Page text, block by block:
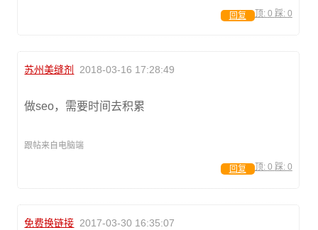
顶: 0 踩: 0
回复
苏州美缝剂 2018-03-16 17:28:49
做seo，需要时间去积累
跟帖来自电脑端
顶: 0 踩: 0
回复
免费换链接 2017-03-30 16:35:07